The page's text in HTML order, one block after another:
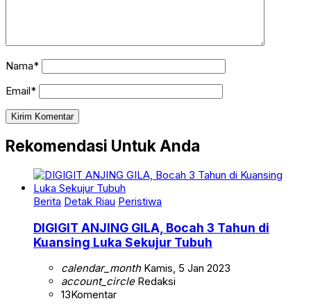
Nama*
Email*
Rekomendasi Untuk Anda
Berita Detak Riau Peristiwa
DIGIGIT ANJING GILA, Bocah 3 Tahun di
Kuansing Luka Sekujur Tubuh
calendar_monthKamis, 5 Jan 2023
account_circleRedaksi
13Komentar